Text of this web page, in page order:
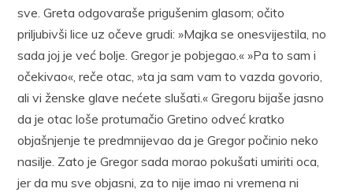
sve. Greta odgovaraše prigušenim glasom; očito
priljubivši lice uz očeve grudi: »Majka se onesvijestila, no
sada joj je već bolje. Gregor je pobjegao.« »Pa to sam i
očekivao«, reče otac, »ta ja sam vam to vazda govorio,
ali vi ženske glave nećete slušati.« Gregoru bijaše jasno
da je otac loše protumačio Gretino odveć kratko
objašnjenje te predmnijevao da je Gregor počinio neko
nasilje. Zato je Gregor sada morao pokušati umiriti oca,
jer da mu sve objasni, za to nije imao ni vremena ni